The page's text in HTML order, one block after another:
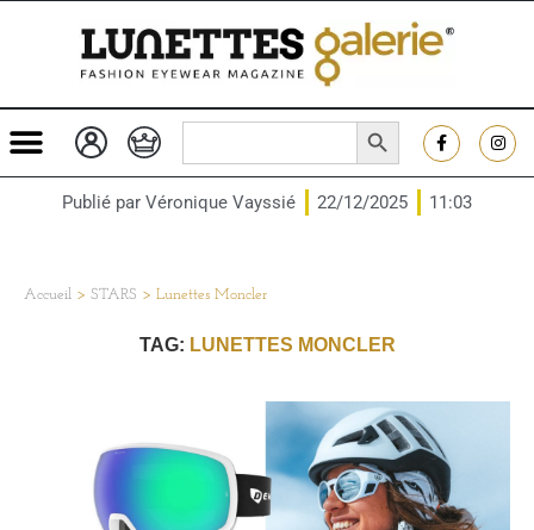
Search
SEARCH BUTTON
Publié par Véronique Vayssié 22/12/2025 11:03
Accueil > STARS > Lunettes Moncler
TAG: LUNETTES MONCLER